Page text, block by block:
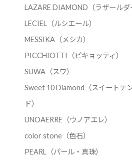
LAZARE DIAMOND（ラザールダ
LECIEL（ルシエール）
MESSIKA（メシカ）
PICCHIOTTI（ピキョッティ）
SUWA（スワ）
Sweet 10 Diamond（スイートテ
ド）
UNOAERRE（ウノアエレ）
color stone（色石）
PEARL（パール・真珠）